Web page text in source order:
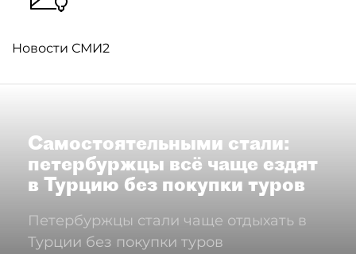
Новости СМИ2
Самостоятельными стали:
петербуржцы всё чаще ездят
в Турцию без покупки туров
Петербуржцы стали чаще отдыхать в
Турции без покупки туров